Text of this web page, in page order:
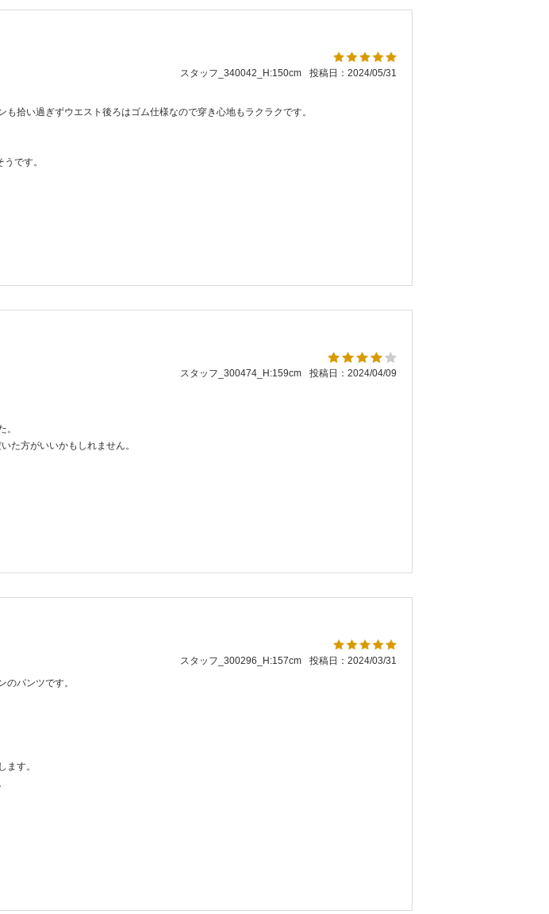
スタッフ_340042_H:150cm
投稿日：2024/05/31
拾い過ぎずウエスト後ろはゴム仕様なので穿き心地もラクラクです。
です。
スタッフ_300474_H:159cm
投稿日：2024/04/09
。
た方がいいかもしれません。
スタッフ_300296_H:157cm
投稿日：2024/03/31
パンツです。
す。